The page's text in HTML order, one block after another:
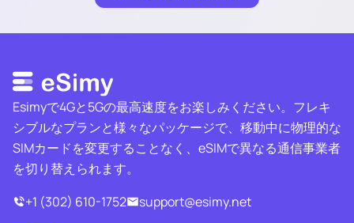
Esimyで4Gと5Gの最高速度をお楽しみください。フレキ
シブルなプランと様々なパッケージで、移動中に物理的な
SIMカードを変更することなく、eSIMで異なる通信事業者
を切り替えられます。
+1 (302) 610-1752
support@esimy.net